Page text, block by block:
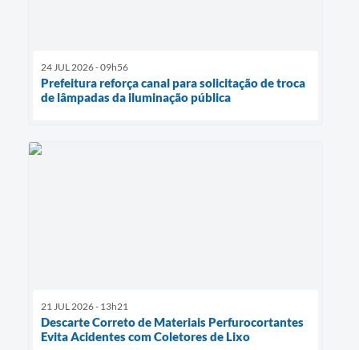
24 JUL 2026 - 09h56
Prefeitura reforça canal para solicitação de troca
de lâmpadas da iluminação pública
21 JUL 2026 - 13h21
Descarte Correto de Materiais Perfurocortantes
Evita Acidentes com Coletores de Lixo